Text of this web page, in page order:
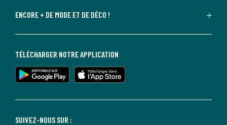
ENCORE + DE MODE ET DE DÉCO !
SUIVEZ-NOUS SUR :
TÉLÉCHARGER NOTRE APPLICATION